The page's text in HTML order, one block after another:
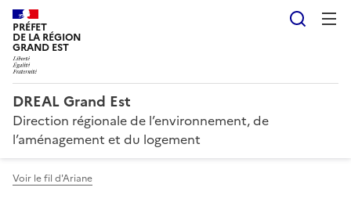
PRÉFET
DE LA RÉGION
GRAND EST
DREAL Grand Est
Direction régionale de l’environnement, de
l’aménagement et du logement
Voir le fil d'Ariane